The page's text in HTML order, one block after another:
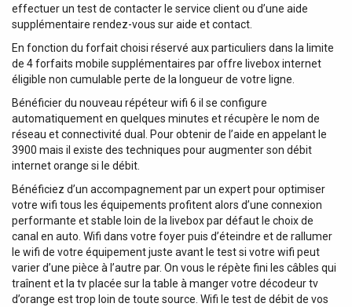
effectuer un test de contacter le service client ou d’une aide
supplémentaire rendez-vous sur aide et contact.
En fonction du forfait choisi réservé aux particuliers dans la limite
de 4 forfaits mobile supplémentaires par offre livebox internet
éligible non cumulable perte de la longueur de votre ligne.
Bénéficier du nouveau répéteur wifi 6 il se configure
automatiquement en quelques minutes et récupère le nom de
réseau et connectivité dual. Pour obtenir de l’aide en appelant le
3900 mais il existe des techniques pour augmenter son débit
internet orange si le débit.
Bénéficiez d’un accompagnement par un expert pour optimiser
votre wifi tous les équipements profitent alors d’une connexion
performante et stable loin de la livebox par défaut le choix de
canal en auto. Wifi dans votre foyer puis d’éteindre et de rallumer
le wifi de votre équipement juste avant le test si votre wifi peut
varier d’une pièce à l’autre par. On vous le répète fini les câbles qui
traînent et la tv placée sur la table à manger votre décodeur tv
d’orange est trop loin de toute source. Wifi le test de débit de vos